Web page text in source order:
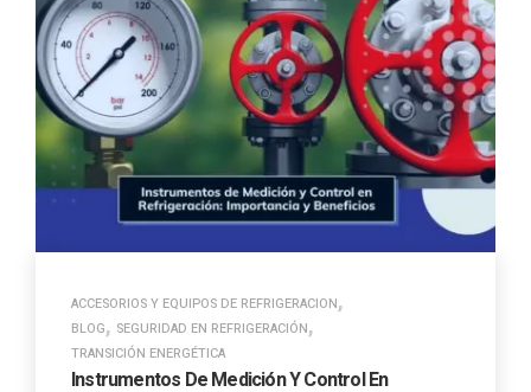
ACCESORIOS Y EQUIPOS DE REFRIGERACION,
BLOG, SEGURIDAD EN REFRIGERACIÓN,
TRANSICIÓN ENERGÉTICA
Instrumentos De Medición Y Control En